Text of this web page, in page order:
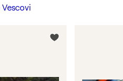
Vescovi